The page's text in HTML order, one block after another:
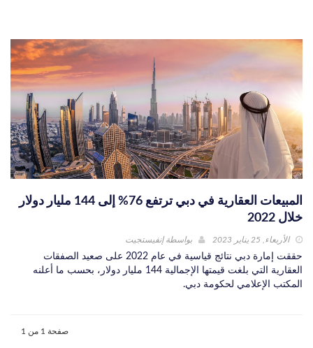
المبيعات العقارية في دبي ترتفع 76% إلى 144 مليار دولار
خلال 2022
الأربعاء, 25 يناير 2023 بواسطةإنفيستجيت
حققت إمارة دبي نتائج قياسية في عام 2022 على صعيد الصفقات
العقارية التي بلغت قيمتها الإجمالية 144 مليار دولار، بحسب ما أعلنه
المكتب الإعلامي لحكومة دبي.
صفحة 1 من 1